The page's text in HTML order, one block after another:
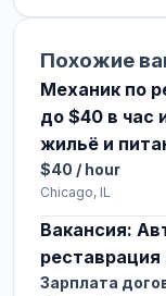
Похожие
Механик по
до $40 в час
жильё и
$40 / hour
Chicago, IL
Вакансия:
реставрация
Зарплата